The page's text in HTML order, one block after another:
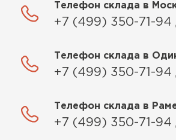
Телефон склада в
+7 (499) 350-71-94
Телефон склада в
+7 (499) 350-71-94
Телефон склада в
+7 (499) 350-71-94